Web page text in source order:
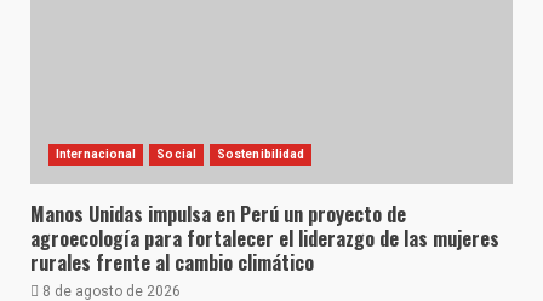
Internacional Social Sostenibilidad
Manos Unidas impulsa en Perú un proyecto de
agroecología para fortalecer el liderazgo de las mujeres
rurales frente al cambio climático
8 de agosto de 2026